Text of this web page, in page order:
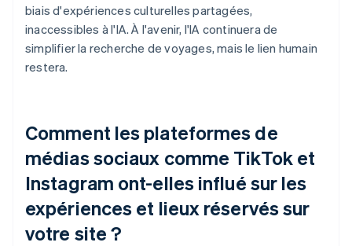
biais d'expériences culturelles partagées,
inaccessibles à l'IA. À l'avenir, l'IA continuera de
simplifier la recherche de voyages, mais le lien humain
restera.
Comment les plateformes de
médias sociaux comme TikTok et
Instagram ont-elles influé sur les
expériences et lieux réservés sur
votre site ?